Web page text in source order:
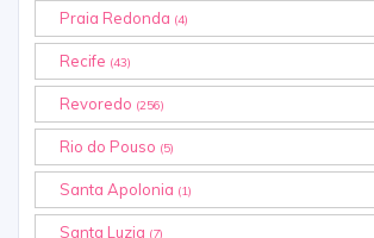
Praia Redonda (4)
Recife (43)
Revoredo (256)
Rio do Pouso (5)
Santa Apolonia (1)
Santa Luzia (7)